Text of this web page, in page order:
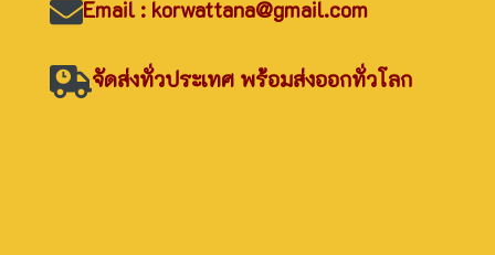
Email : korwattana@gmail.com
จัดส่งทั่วประเทศ พร้อมส่งออกทั่วโลก